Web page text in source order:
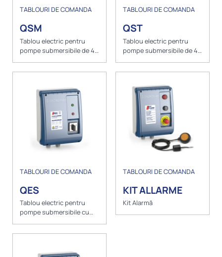
TABLOURI DE COMANDA
QSM
Tablou electric pentru
pompe submersibile de 4”
TABLOURI DE COMANDA
QST
Tablou electric pentru
pompe submersibile de 4”
TABLOURI DE COMANDA
QES
Tablou electric pentru
pompe submersibile cu
TABLOURI DE COMANDA
KIT ALLARME
Kit Alarmă